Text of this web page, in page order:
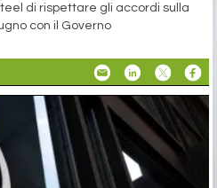
di rispettare gli accordi sulla
con il Governo